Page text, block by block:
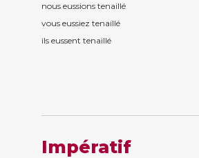
nous eussions tenaillé
vous eussiez tenaillé
ils eussent tenaillé
Impératif